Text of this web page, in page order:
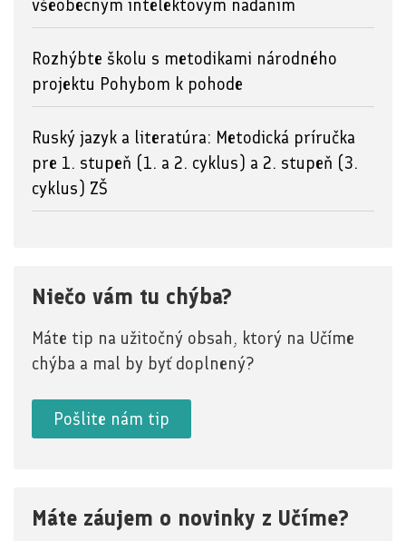
všeobecným intelektovým nadaním
Rozhýbte školu s metodikami národného
projektu Pohybom k pohode
Ruský jazyk a literatúra: Metodická príručka
pre 1. stupeň (1. a 2. cyklus) a 2. stupeň (3.
cyklus) ZŠ
Niečo vám tu chýba?
Máte tip na užitočný obsah, ktorý na Učíme
chýba a mal by byť doplnený?
Pošlite nám tip
Máte záujem o novinky z Učíme?